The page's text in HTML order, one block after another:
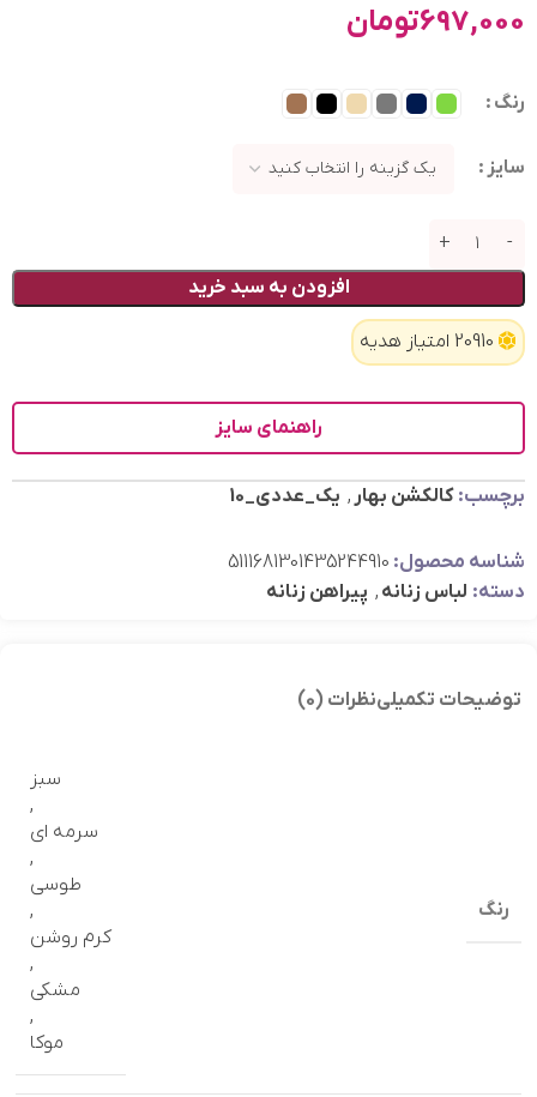
697,000تومان
رنگ
سایز
افزودن به سبد خرید
20910 امتیاز هدیه
راهنمای سایز
برچسب: کالکشن بهار , یک_عددی_10
شناسه محصول: 5111681301435244910
دسته: لباس زنانه , پیراهن زنانه
توضیحات تکمیلینظرات (0)
رنگ
سبز
,
سرمه ای
,
طوسی
,
کرم روشن
,
مشکی
,
موکا